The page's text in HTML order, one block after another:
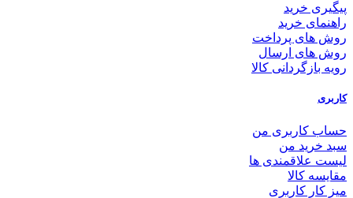
پیگیری خرید
راهنمای خرید
روش های پرداخت
روش های ارسال
رویه بازگردانی کالا
کاربری
حساب کاربری من
سبد خرید من
لیست علاقمندی ها
مقایسه کالا
میز کار کاربری